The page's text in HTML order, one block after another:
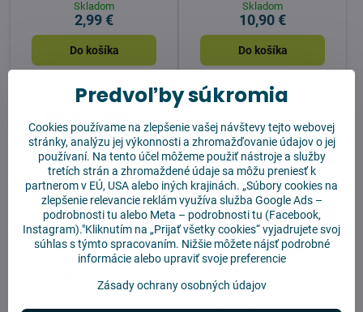
Skladom
2,99 €
Do košíka
Skladom
10,90 €
Do košíka
HEPA filtre pre Dreame
X40/L40 Ultra/X30
Ultra Gen 2 (2 ks)-
17%
Výhodná sada pre
Dreame X40/L40
Ultra/L10s Ultra Gen 2
Predvoľby súkromia
Cookies používame na zlepšenie vašej návštevy tejto webovej
stránky, analýzu jej výkonnosti a zhromažďovanie údajov o jej
používaní. Na tento účel môžeme použiť nástroje a služby
tretích strán a zhromaždené údaje sa môžu preniesť k
partnerom v EÚ, USA alebo iných krajinách. „Súbory cookies na
zlepšenie relevancie reklám využíva služba Google Ads –
podrobnosti tu alebo Meta – podrobnosti tu (Facebook,
Instagram)."Kliknutím na „Prijať všetky cookies“ vyjadrujete svoj
súhlas s týmto spracovaním. Nižšie môžete nájsť podrobné
informácie alebo upraviť svoje preferencie
Zásady ochrany osobných údajov